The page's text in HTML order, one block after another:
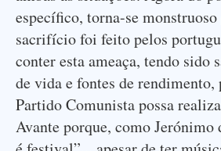
específico, torna-se
sacrifício foi feito pelos
conter esta ameaça, tendo sido
de vida e fontes de rendimento,
Partido Comunista possa
Avante porque, como Jerónimo